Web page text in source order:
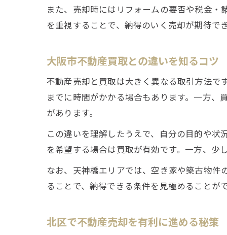
また、売却時にはリフォームの要否や税金
を重視することで、納得のいく売却が期待でき
大阪市不動産買取との違いを知るコツ
不動産売却と買取は大きく異なる取引方法で
までに時間がかかる場合もあります。一方
があります。
この違いを理解したうえで、自分の目的や
を希望する場合は買取が有効です。一方、少
なお、天神橋エリアでは、空き家や築古物
ることで、納得できる条件を見極めることがで
北区で不動産売却を有利に進める秘策